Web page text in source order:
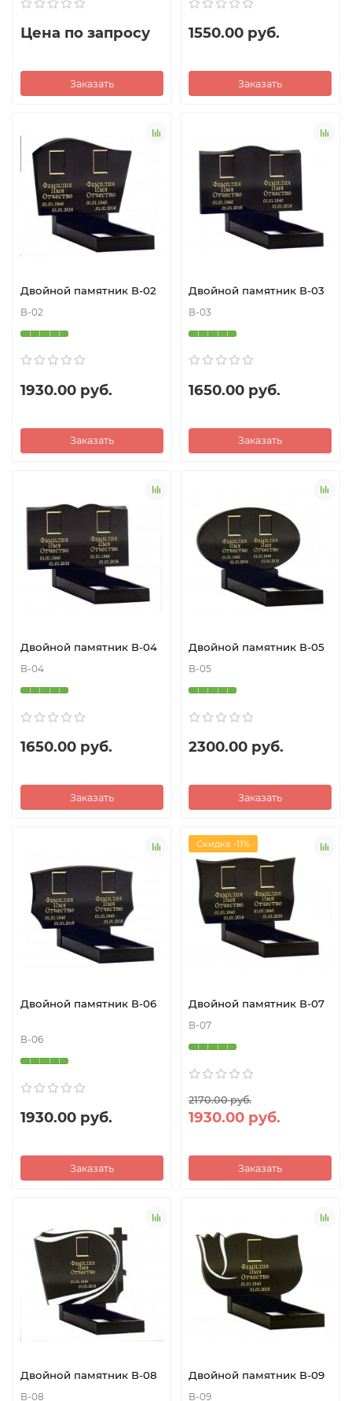
Цена по запросу
Заказать
1550.00 руб.
Заказать
Двойной памятник В-02
В-02
1930.00 руб.
Заказать
Двойной памятник В-03
В-03
1650.00 руб.
Заказать
Двойной памятник В-04
В-04
1650.00 руб.
Заказать
Двойной памятник В-05
В-05
2300.00 руб.
Заказать
Двойной памятник В-06
В-06
1930.00 руб.
Заказать
Скидка -11%
Двойной памятник В-07
В-07
2170.00 руб.
1930.00 руб.
Заказать
Двойной памятник В-08
В-08
Двойной памятник В-09
В-09